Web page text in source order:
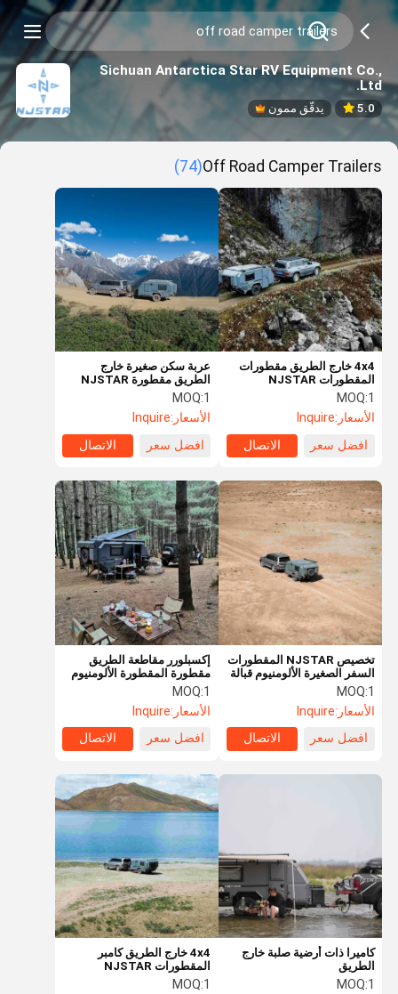
Sichuan Antarctica Star RV Equipment Co.,
Ltd.
5.0 يدقّق ممون
Off Road Camper Trailers
(74)
عربة سكن صغيرة خارج
الطريق مقطورة NJSTAR
صغيرة خارج الشبكة
MOQ:1
الأسعار:Inquire
افضل سعر
الاتصال
4x4 خارج الطريق مقطورات
المقطورات NJSTAR
Explorer Overland
Camper Trailer
MOQ:1
الأسعار:Inquire
افضل سعر
الاتصال
إكسبلورر مقاطعة الطريق
مقطورة المقطورة الألومنيوم
4wd مقطورة المقطورةMOQ:1
الأسعار:Inquire
افضل سعر
الاتصال
تخصيص NJSTAR المقطورات
السفر الصغيرة الألومنيوم قبالة
الطريق مقطورة كامبر
MOQ:1
الأسعار:Inquire
افضل سعر
الاتصال
4x4 خارج الطريق كامبر
المقطورات NJSTAR
كامبرات صغيرة مع الحمامات
MOQ:1
كاميرا ذات أرضية صلبة خارج
الطريق
MOQ:1